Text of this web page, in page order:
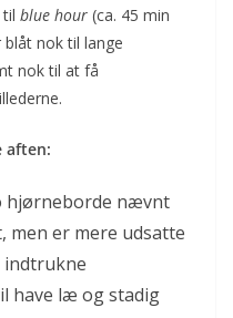
blue hour (ca. 45 min
nok til lange
nok til at få
aften:
hjørneborde nævnt
men er mere udsatte
indtrukne
have læ og stadig